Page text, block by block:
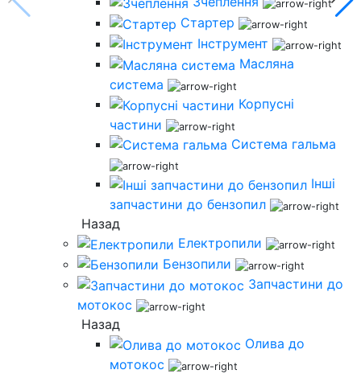
Стартер
Інструмент
Масляна
система
Корпусні
частини
Система гальма
Інші
запчастини до бензопил
Назад
Електропили
Бензопили
Запчастини до
мотокос
Назад
Олива до
мотокос